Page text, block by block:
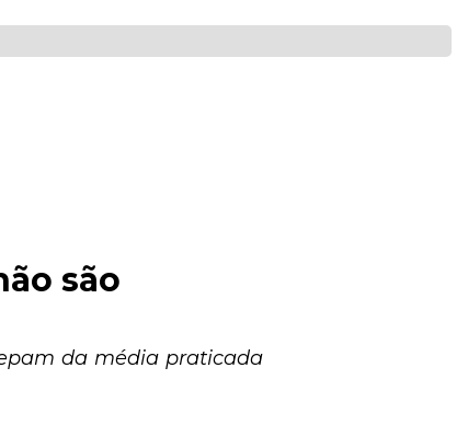
são
da média praticada